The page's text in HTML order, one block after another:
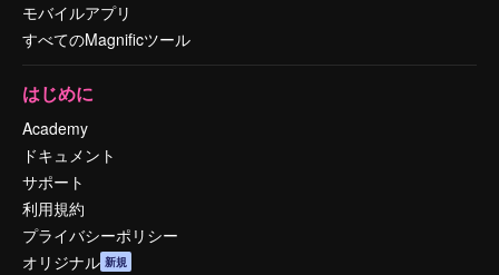
モバイルアプリ
すべてのMagnificツール
はじめに
Academy
ドキュメント
サポート
利用規約
プライバシーポリシー
オリジナル 新規